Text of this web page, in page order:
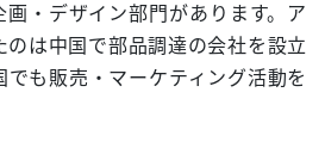
・デザイン部門があります。ア
は中国で部品調達の会社を設立
でも販売・マーケティング活動を